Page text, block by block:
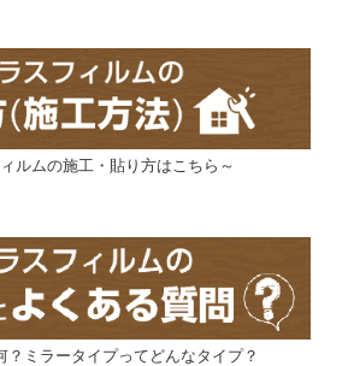
ルムの施工・貼り方はこちら～
？ミラータイプってどんなタイプ？